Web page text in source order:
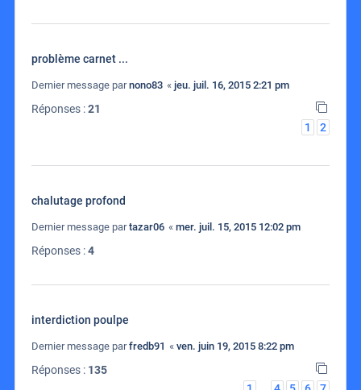
problème carnet ...
Dernier message parnono83 « jeu. juil. 16, 2015 2:21 pm
Réponses :21
1
2
chalutage profond
Dernier message partazar06 « mer. juil. 15, 2015 12:02 pm
Réponses :4
interdiction poulpe
Dernier message parfredb91 « ven. juin 19, 2015 8:22 pm
Réponses : 135